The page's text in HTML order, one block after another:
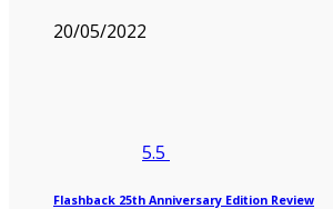
20/05/2022
5.5
Flashback 25th Anniversary Edition Review